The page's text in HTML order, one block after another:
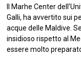
Il Marhe Center
Galli, ha avvertito sui
acque delle Maldive.
insidioso rispetto al
essere molto